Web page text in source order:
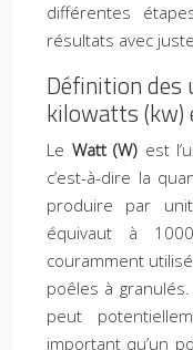
différentes
résultats avec
Définition des
kilowatts (kw)
Le Watt (W) est
c’est-à-dire la
produire par
équivaut à
couramment
poêles à
peut
important qu’un